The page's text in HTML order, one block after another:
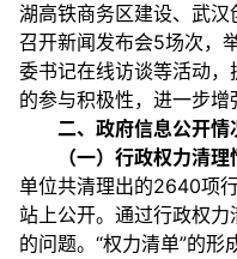
湖高铁商务区建设、武
召开新闻发布会5场次，
委书记在线访谈等活动
的参与积极性，进一步增
二、政府信息公开情
（一）行政权力清理
单位共清理出的2640项
站上公开。通过行政权力
的问题。“权力清单”的形